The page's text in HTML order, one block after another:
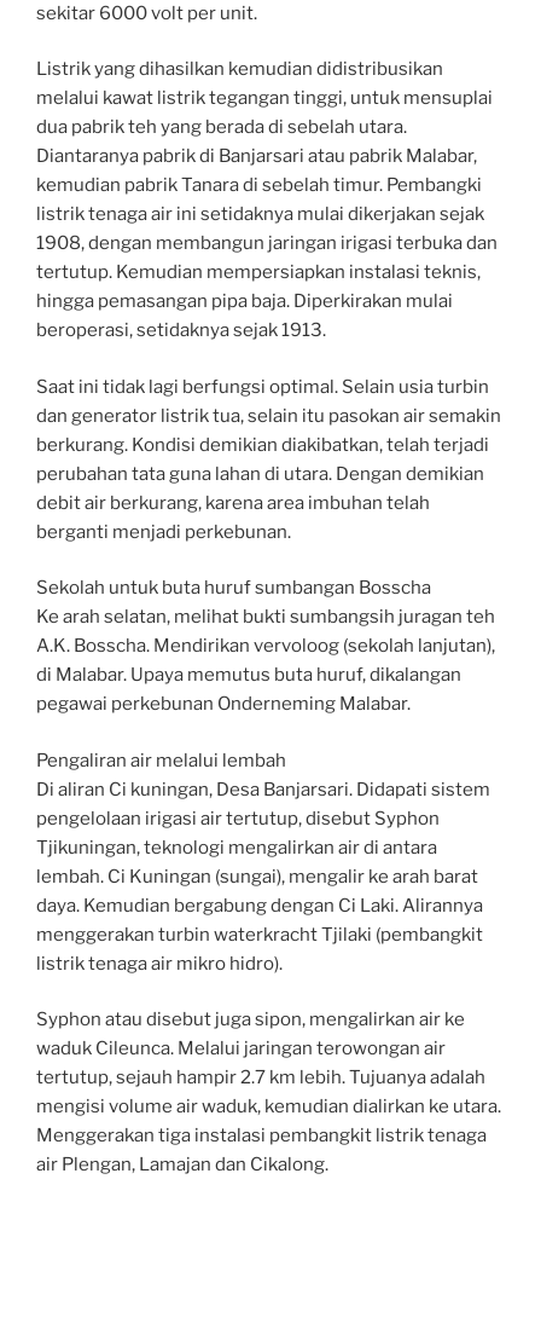
sekitar 6000 volt per unit.
Listrik yang dihasilkan kemudian didistribusikan
melalui kawat listrik tegangan tinggi, untuk mensuplai
dua pabrik teh yang berada di sebelah utara.
Diantaranya pabrik di Banjarsari atau pabrik Malabar,
kemudian pabrik Tanara di sebelah timur. Pembangki
listrik tenaga air ini setidaknya mulai dikerjakan sejak
1908, dengan membangun jaringan irigasi terbuka dan
tertutup. Kemudian mempersiapkan instalasi teknis,
hingga pemasangan pipa baja. Diperkirakan mulai
beroperasi, setidaknya sejak 1913.
Saat ini tidak lagi berfungsi optimal. Selain usia turbin
dan generator listrik tua, selain itu pasokan air semakin
berkurang. Kondisi demikian diakibatkan, telah terjadi
perubahan tata guna lahan di utara. Dengan demikian
debit air berkurang, karena area imbuhan telah
berganti menjadi perkebunan.
Sekolah untuk buta huruf sumbangan Bosscha
Ke arah selatan, melihat bukti sumbangsih juragan teh
A.K. Bosscha. Mendirikan vervoloog (sekolah lanjutan),
di Malabar. Upaya memutus buta huruf, dikalangan
pegawai perkebunan Onderneming Malabar.
Pengaliran air melalui lembah
Di aliran Ci kuningan, Desa Banjarsari. Didapati sistem
pengelolaan irigasi air tertutup, disebut Syphon
Tjikuningan, teknologi mengalirkan air di antara
lembah. Ci Kuningan (sungai), mengalir ke arah barat
daya. Kemudian bergabung dengan Ci Laki. Alirannya
menggerakan turbin waterkracht Tjilaki (pembangkit
listrik tenaga air mikro hidro).
Syphon atau disebut juga sipon, mengalirkan air ke
waduk Cileunca. Melalui jaringan terowongan air
tertutup, sejauh hampir 2.7 km lebih. Tujuanya adalah
mengisi volume air waduk, kemudian dialirkan ke utara.
Menggerakan tiga instalasi pembangkit listrik tenaga
air Plengan, Lamajan dan Cikalong.